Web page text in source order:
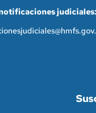
judiciales: